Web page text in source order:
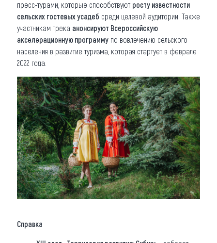
пресс-турами, которые способствуют росту известности
сельских гостевых усадеб среди целевой аудитории. Также
участникам трека анонсируют Всероссийскую
акселерационную программу по вовлечению сельского
населения в развитие туризма, которая стартует в феврале
2022 года.
Справка